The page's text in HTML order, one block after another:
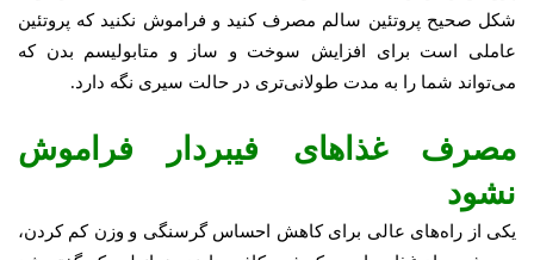
شکل صحیح پروتئین سالم مصرف کنید و فراموش نکنید که پروتئین
عاملی است برای افزایش سوخت و ساز و متابولیسم بدن که
می‌تواند شما را به مدت طولانی‌تری در حالت سیری نگه دارد.
مصرف غذاهای فیبردار فراموش
نشود
یکی از راه‌های عالی برای کاهش احساس گرسنگی و وزن کم کردن،